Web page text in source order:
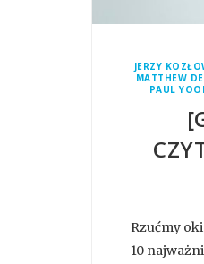
JERZY
MATTHEW
PAUL
Rzućmy
10